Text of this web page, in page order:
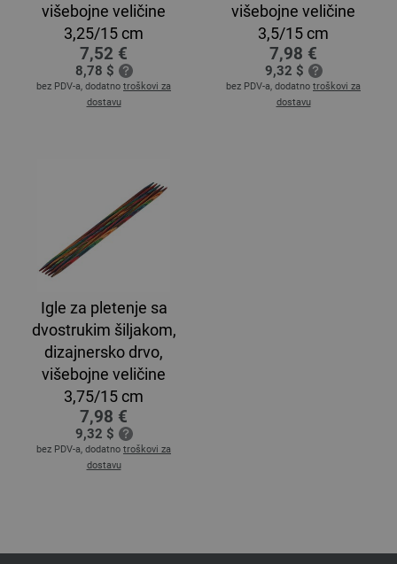
višebojne veličine
3,25/15 cm
7,52 €
8,78 $
bez PDV-a, dodatno troškovi za
dostavu
višebojne veličine
3,5/15 cm
7,98 €
9,32 $
bez PDV-a, dodatno troškovi za
dostavu
Igle za pletenje sa
dvostrukim šiljakom,
dizajnersko drvo,
višebojne veličine
3,75/15 cm
7,98 €
9,32 $
bez PDV-a, dodatno troškovi za
dostavu